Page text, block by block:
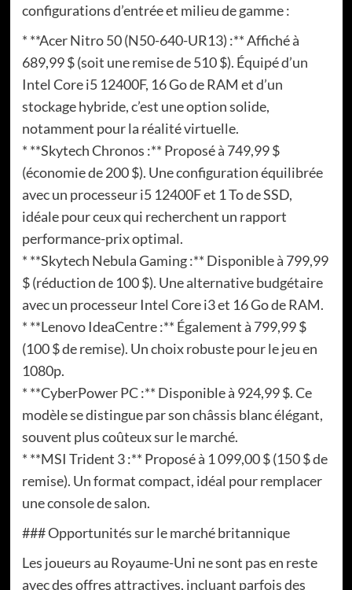
configurations d’entrée et milieu de gamme :
* **Acer Nitro 50 (N50-640-UR13) :** Affiché à
689,99 $ (soit une remise de 510 $). Équipé d’un
Intel Core i5 12400F, 16 Go de RAM et d’un
stockage hybride, c’est une option solide,
notamment pour la réalité virtuelle.
* **Skytech Chronos :** Proposé à 749,99 $
(économie de 200 $). Une configuration équilibrée
avec un processeur i5 12400F et 1 To de SSD,
idéale pour ceux qui recherchent un rapport
performance-prix optimal.
* **Skytech Nebula Gaming :** Disponible à 799,99
$ (réduction de 100 $). Une alternative budgétaire
avec un processeur Intel Core i3 et 16 Go de RAM.
* **Lenovo IdeaCentre :** Également à 799,99 $
(100 $ de remise). Un choix robuste pour le jeu en
1080p.
* **CyberPower PC :** Disponible à 924,99 $. Ce
modèle se distingue par son châssis blanc élégant,
souvent plus coûteux sur le marché.
* **MSI Trident 3 :** Proposé à 1 099,00 $ (150 $ de
remise). Un format compact, idéal pour remplacer
une console de salon.
### Opportunités sur le marché britannique
Les joueurs au Royaume-Uni ne sont pas en reste
avec des offres attractives, incluant parfois des